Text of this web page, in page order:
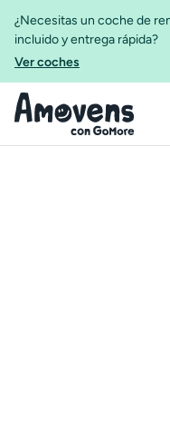
¿Necesitas un coche de
incluido y entrega rápida?
Ver coches